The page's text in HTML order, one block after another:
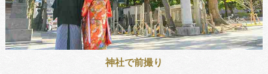
神社で前撮り